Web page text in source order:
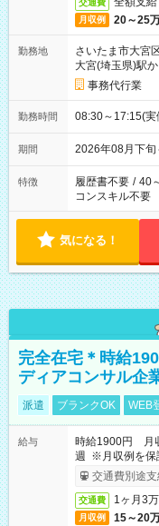
交通費
月収例 20～25
勤務地
さいたま市大宮
大宮(埼玉県)駅
事務代行業
勤務時間 08:30～17:15(
期間 2026年08月下
特徴 履歴書不要 / 40
コンスキル不要
気になる！
完全在宅＊時給
ディアコンサル企
派遣 ブランクOK WEB
給与
時給1900円 月
週 ※月収例を保
ービス利用可（
交通費別途支
交通費 1ヶ月3
月収例 15～20